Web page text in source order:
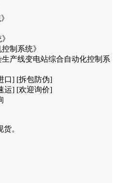
制系统》
产线变电站综合自动化控制系
口] [拆包防伪]
运] [欢迎询价]
。